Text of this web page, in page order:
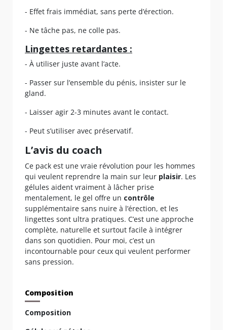
- Effet frais immédiat, sans perte d’érection.
- Ne tâche pas, ne colle pas.
Lingettes retardantes :
- À utiliser juste avant l’acte.
- Passer sur l’ensemble du pénis, insister sur le
gland.
- Laisser agir 2-3 minutes avant le contact.
- Peut s’utiliser avec préservatif.
L’avis du coach
Ce pack est une vraie révolution pour les hommes
qui veulent reprendre la main sur leur plaisir. Les
gélules aident vraiment à lâcher prise
mentalement, le gel offre un contrôle
supplémentaire sans nuire à l’érection, et les
lingettes sont ultra pratiques. C’est une approche
complète, naturelle et surtout facile à intégrer
dans son quotidien. Pour moi, c’est un
incontournable pour ceux qui veulent performer
sans pression.
Composition
Composition